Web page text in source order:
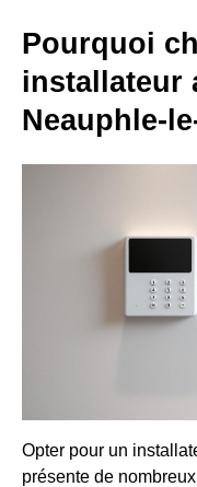
Pourquoi
installateur
Neauphle-
Opter pour un
présente de